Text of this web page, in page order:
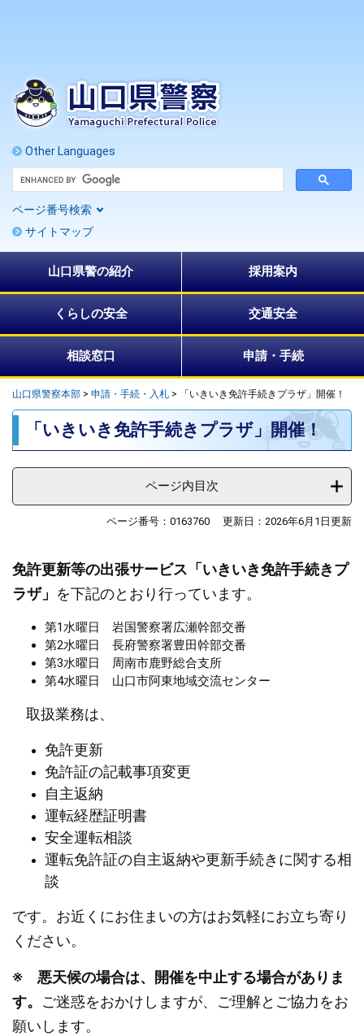
Other Languages
o
l
カ
ページ番号検索
サイトマップ
山口県警の紹介 採用案内
くらしの安全 交通安全
相談窓口 申請・手続
山口県警察本部 > 申請・手続・入札 > 「いきいき免許手続きプラザ」開催！
本
「いきいき免許手続きプラザ」開催！
ページ内目次
ページ番号：0163760 更新日：2026年6月1日更新
免許更新等の出張サービス「いきいき免許手続きプ
ラザ」 を下記のとおり行っています。
第1水曜日 岩国警察署広瀬幹部交番
第2水曜日 長府警察署豊田幹部交番
第3水曜日 周南市鹿野総合支所
第4水曜日 山口市阿東地域交流センター
取扱業務は、
免許更新
免許証の記載事項変更
自主返納
運転経歴証明書
安全運転相談
運転免許証の自主返納や更新手続きに関する相
談
です。お近くにお住まいの方はお気軽にお立ち寄り
ください。
※ 悪天候の場合は、開催を中止する場合がありま
す。 ご迷惑をおかけしますが、ご理解とご協力をお
願いします。